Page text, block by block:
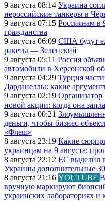
9 августа 08:14 Украина
нероссийские танкеры в
9 августа 07:15 Россиянам в
гражданства
9 августа 06:09 США будут
ракеты — Зеленский
9 августа 05:11 Россия
автомобили в Херсонской
9 августа 04:29 Турция
Дарданеллы: какие
9 августа 02:19 Организатор
новой акции: когда она
9 августа 00:21
деньги, чтобы бизнес-
«Флеш»
8 августа 23:19 Какие
украинцам на 9 августа:
8 августа 22:12 ЕС выделил
Украины дополнительные
8 августа 21:16 YOUTUBE
вручную маркируют
украинских лабораториях и